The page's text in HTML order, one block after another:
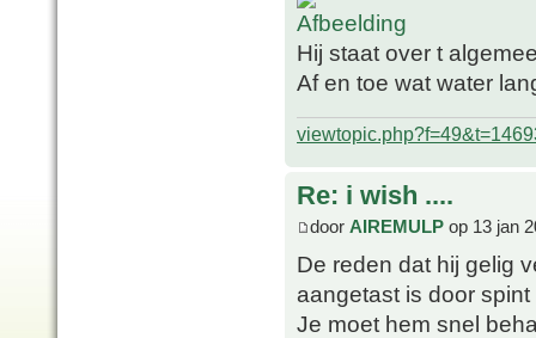
Hij staat over t
Af en toe wat water
Re: i wish ....
door AIREMULP op 13 jan
De reden dat hij gelig
aangetast is door spint
Je moet hem snel